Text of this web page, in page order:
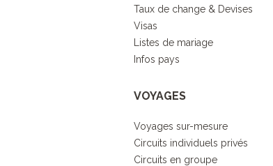
Taux de change & Devises
Visas
Listes de mariage
Infos pays
VOYAGES
Voyages sur-mesure
Circuits individuels privés
Circuits en groupe